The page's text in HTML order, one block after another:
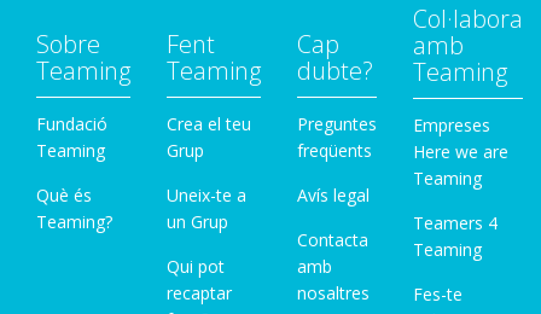
Sobre
Teaming
Fundació
Teaming
Què és
Teaming?
Fent
Teaming
Crea el teu
Grup
Uneix-te a
un Grup
Qui pot
recaptar
Cap
dubte?
Preguntes
freqüents
Avís legal
Contacta
amb
nosaltres
Col·labora
amb
Teaming
Empreses
Here we are
Teaming
Teamers 4
Teaming
Fes-te